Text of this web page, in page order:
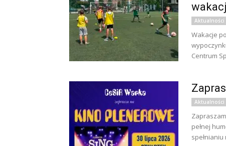
Aktualności
Wakacje
Centrum
Aktualności
pełnej
spełnianiu